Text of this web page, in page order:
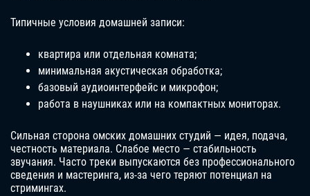
Типичные условия домашней записи:
квартира или отдельная комната;
минимальная акустическая обработка;
базовый аудиоинтерфейс и микрофон;
работа в наушниках или на компактных мониторах.
Сильная сторона омских домашних студий — идея, подача,
честность материала. Слабое место — стабильность
звучания. Часто треки выпускаются без профессионального
сведения и мастеринга, из-за чего теряют потенциал на
стримингах.